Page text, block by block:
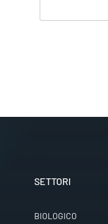
SETTORI
BIOLOGICO